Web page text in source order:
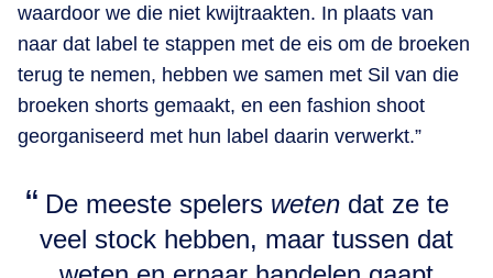
waardoor we die niet kwijtraakten. In plaats van
naar dat label te stappen met de eis om de broeken
terug te nemen, hebben we samen met Sil van die
broeken shorts gemaakt, en een fashion shoot
georganiseerd met hun label daarin verwerkt.”
De meeste spelers weten dat ze te
veel stock hebben, maar tussen dat